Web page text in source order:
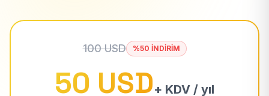
100 USD %50 İNDİRİM
50 USD+ KDV / yıl